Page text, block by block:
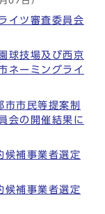
イツ審査委員会
球技場及び西京
ネーミングライ
市市民等提案制
会の開催結果に
候補事業者選定
候補事業者選定